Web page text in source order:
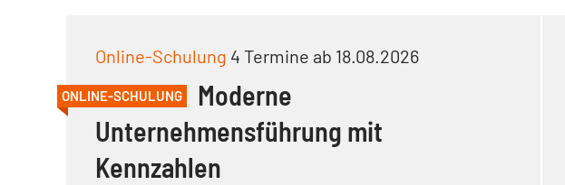
Online-Schulung 4 Termine ab 18.08.2026
ONLINE-SCHULUNG
Moderne
Unternehmensführung mit
Kennzahlen